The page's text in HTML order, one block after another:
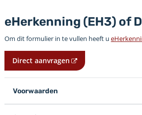
eHerkenning (EH3) of
Om dit formulier in te vullen heeft u
Direct aanvragen
Voorwaarden